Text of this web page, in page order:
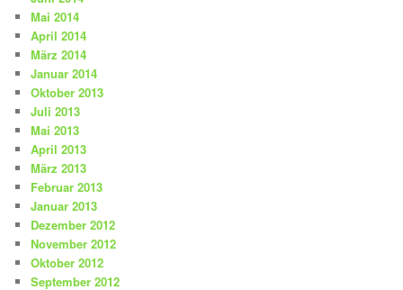
Mai 2014
April 2014
März 2014
Januar 2014
Oktober 2013
Juli 2013
Mai 2013
April 2013
März 2013
Februar 2013
Januar 2013
Dezember 2012
November 2012
Oktober 2012
September 2012